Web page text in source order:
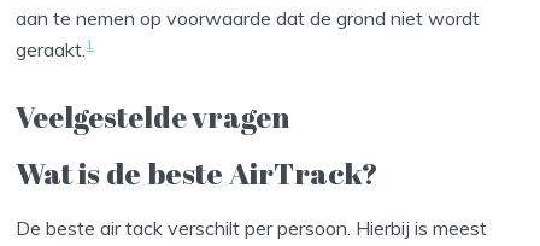
aan te nemen op voorwaarde dat de grond niet wordt
geraakt.1
Veelgestelde vragen
Wat is de beste AirTrack?
De beste air tack verschilt per persoon. Hierbij is meest